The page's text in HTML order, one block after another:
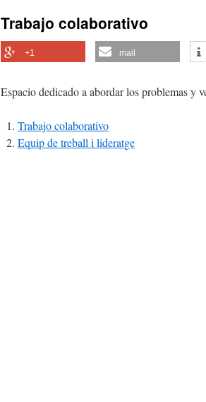
Trabajo colaborativo
+1 mail
Espacio dedicado a abordar los problemas y
Trabajo colaborativo
Equip de treball i lideratge